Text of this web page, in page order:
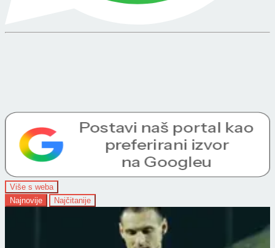
Više s weba
Najnovije
Najčitanije